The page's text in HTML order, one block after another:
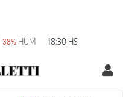
38% HUM 18:30 HS